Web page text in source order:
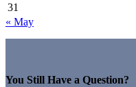
31
« May
You Still Have a Question?